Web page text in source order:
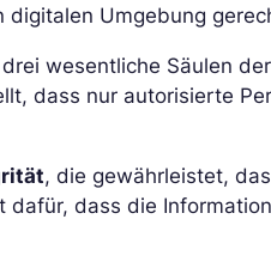
digitalen Umgebung
wesentliche Säulen
dass nur autorisierte
, die gewährleistet,
dafür, dass die